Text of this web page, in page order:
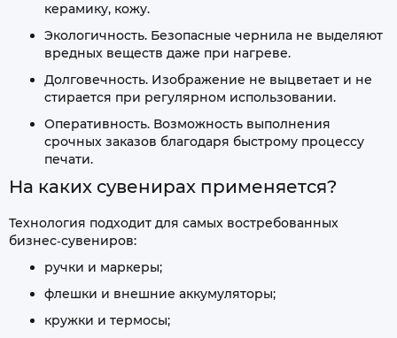
керамику, кожу.
Экологичность. Безопасные чернила не выделяют
вредных веществ даже при нагреве.
Долговечность. Изображение не выцветает и не
стирается при регулярном использовании.
Оперативность. Возможность выполнения
срочных заказов благодаря быстрому процессу
печати.
На каких сувенирах применяется?
Технология подходит для самых востребованных
бизнес‑сувениров:
ручки и маркеры;
флешки и внешние аккумуляторы;
кружки и термосы;